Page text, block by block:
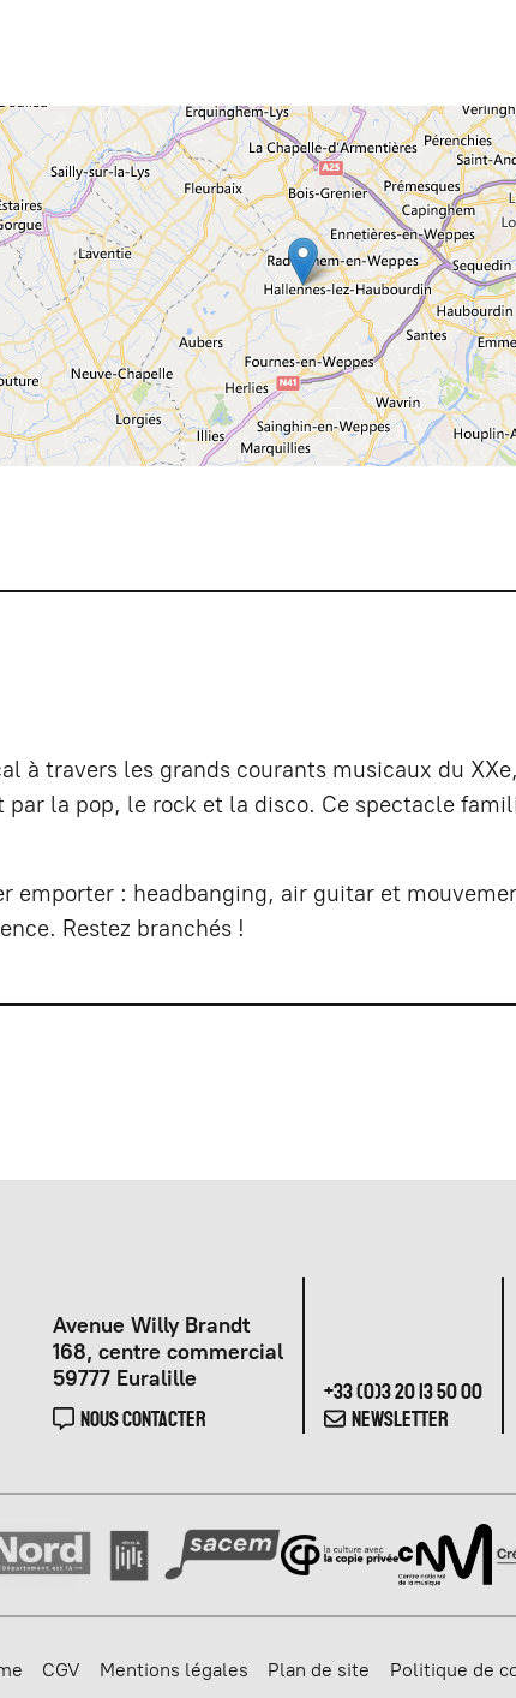
à travers les grands courants musicaux du
la pop, le rock et la disco. Ce spectacle
emporter : headbanging, air guitar et
Restez branchés !
Avenue Willy Brandt
168, centre commercial
59777 Euralille
NOUS CONTACTER
+33 (0)3 20 13 50 00
NEWSLETTER
CGV Mentions légales Plan de site Politique de